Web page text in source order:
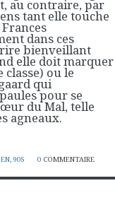
au contraire, par
tant elle touche
dans ces
bienveillant
elle doit marquer
classe) ou le
qui
pour se
du Mal, telle
agneaux.
,90S 0 COMMENTAIRE